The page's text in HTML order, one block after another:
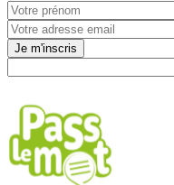
Je m'inscris